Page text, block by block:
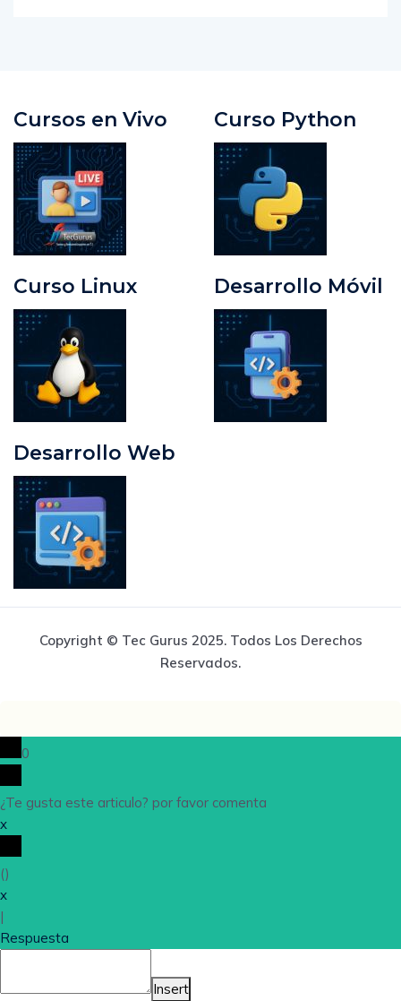
Cursos en Vivo Curso Python
Curso Linux Desarrollo Móvil
Desarrollo Web
Copyright © Tec Gurus 2025. Todos Los Derechos
Reservados.
0
¿Te gusta este articulo? por favor comenta
x
()
x
|
Respuesta
Insert